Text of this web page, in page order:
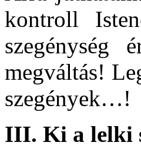
kontroll
szegénység
megváltás!
szegények…!
III. Ki a lelki